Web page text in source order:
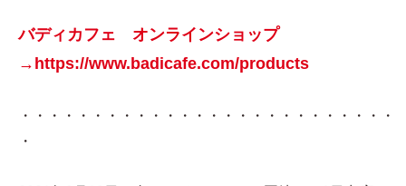
バディカフェ オンラインショップ
→https://www.badicafe.com/products
・・・・・・・・・・・・・・・・・・・・・・・・・・
・